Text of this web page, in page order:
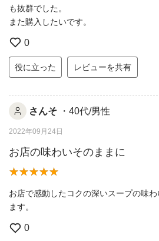
も抜群でした。
また購入したいです。
0
役に立った レビューを共有
さんそ ・40代/男性
2022年09月24日
お店の味わいそのままに
お店で感動したコクの深いスープの味
ます。
0